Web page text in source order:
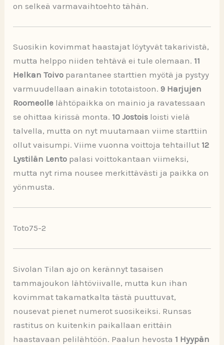
on selkeä varmavaihtoehto tähän.
Suosikin kovimmat haastajat löytyvät takarivistä,
mutta helppo niiden tehtävä ei tule olemaan. 11
Helkan Toivo parantanee starttien myötä ja pystyy
varmuudellaan ainakin tototaistoon.9 Harjujen
Roomeolle lähtöpaikka on mainio ja ravatessaan
se ohittaa kirissä monta. 10 Jostois loisti vielä
talvella, mutta on nyt muutamaan viime starttiin
ollut vaisumpi. Viime vuonna voittoja tehtaillut 12
Lystilän Lento palasi voittokantaan viimeksi,
mutta nyt rima nousee merkittävästi ja paikka on
yönmusta.
Toto75-2
Sivolan Tilan ajo on kerännyt tasaisen
tammajoukon lähtöviivalle, mutta kun ihan
kovimmat takamatkalta tästä puuttuvat,
nousevat pienet numerot suosikeiksi. Runsas
rastitus on kuitenkin paikallaan erittäin
haastavaan pelilähtöön. Paalun hevosta 1 Hyypän